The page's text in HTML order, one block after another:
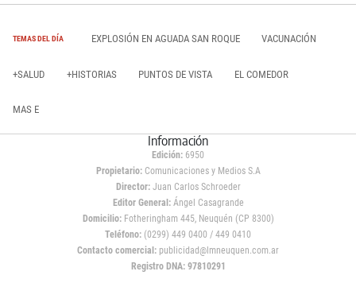
TEMAS DEL DÍA EXPLOSIÓN EN AGUADA SAN ROQUE VACUNACIÓN
+SALUD +HISTORIAS PUNTOS DE VISTA EL COMEDOR
MAS E
Información
Edición: 6950
Propietario:Comunicaciones y Medios S.A
Director: Juan Carlos Schroeder
Editor General:Ángel Casagrande
Domicilio:Fotheringham 445, Neuquén (CP 8300)
Teléfono: (0299) 449 0400 / 449 0410
Contacto comercial: publicidad@lmneuquen.com.ar
Registro DNA: 97810291